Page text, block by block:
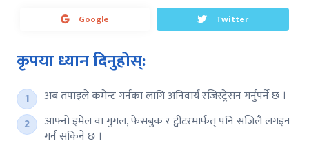
Google Twitter
कृपया ध्यान दिनुहोस्:
अब तपाइले कमेन्ट गर्नका लागि अनिवार्य रजिस्ट्रेसन गर्नुपर्ने छ ।
आफ्नो इमेल वा गुगल, फेसबुक र ट्वीटरमार्फत् पनि सजिलै लगइन
गर्न सकिने छ ।